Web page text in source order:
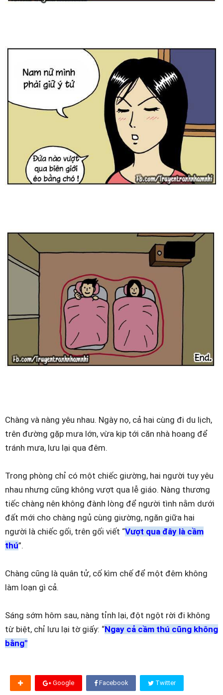
Chàng và nàng yêu nhau. Ngày nọ, cả hai cùng đi du lịch,
trên đường gặp mưa lớn, vừa kịp tới căn nhà hoang để
tránh mưa, lưu lại qua đêm.
Trong phòng chỉ có một chiếc giường, hai người tuy yêu
nhau nhưng cũng không vượt qua lễ giáo. Nàng thương
tiếc chàng nên không đành lòng để người tình nằm dưới
đất mới cho chàng ngủ cùng giường, ngăn giữa hai
người là chiếc gối, trên gối viết “Vượt qua đây là cầm
thú”.
Chàng cũng là quân tử, cố kìm chế để một đêm không
làm loạn gì cả.
Sáng sớm hôm sau, nàng tỉnh lại, đột ngột rời đi không
từ biệt, chỉ lưu lại tờ giấy: “Ngay cả cầm thú cũng không
bằng"
Google Facebook Twitter